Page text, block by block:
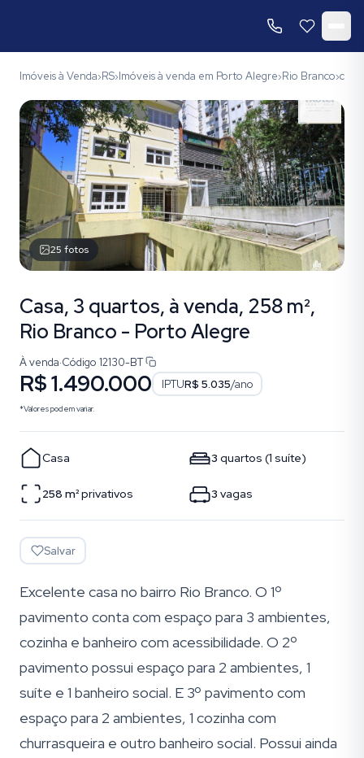
Imóveis à Venda›RS›Imóveis à venda em Porto Alegre›Rio Branco›
25 fotos
Casa, 3 quartos, à venda, 258 m²,
Rio Branco - Porto Alegre
À venda·Código 12130-BT
R$ 1.490.000 IPTUR$ 5.035/ano
*Valores podem variar.
Casa 3 quartos (1 suíte)
258 m²privativos 3 vagas
Salvar
Excelente casa no bairro Rio Branco. O 1º
pavimento conta com espaço para 3 ambientes,
cozinha e banheiro com acessibilidade. O 2º
pavimento possui espaço para 2 ambientes, 1
suíte e 1 banheiro social. E 3º pavimento com
espaço para 2 ambientes, 1 cozinha com
churrasqueira e outro banheiro social. Possui ainda